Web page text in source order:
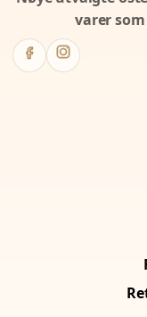
varer